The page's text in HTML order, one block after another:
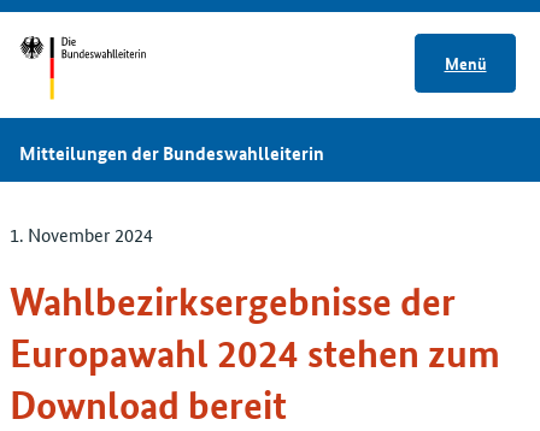
Menü
Mitteilungen der Bundeswahlleiterin
1. November 2024
Wahlbezirksergebnisse der
Europawahl 2024 stehen zum
Download bereit